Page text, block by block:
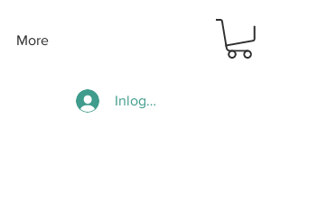
More
Inloggen